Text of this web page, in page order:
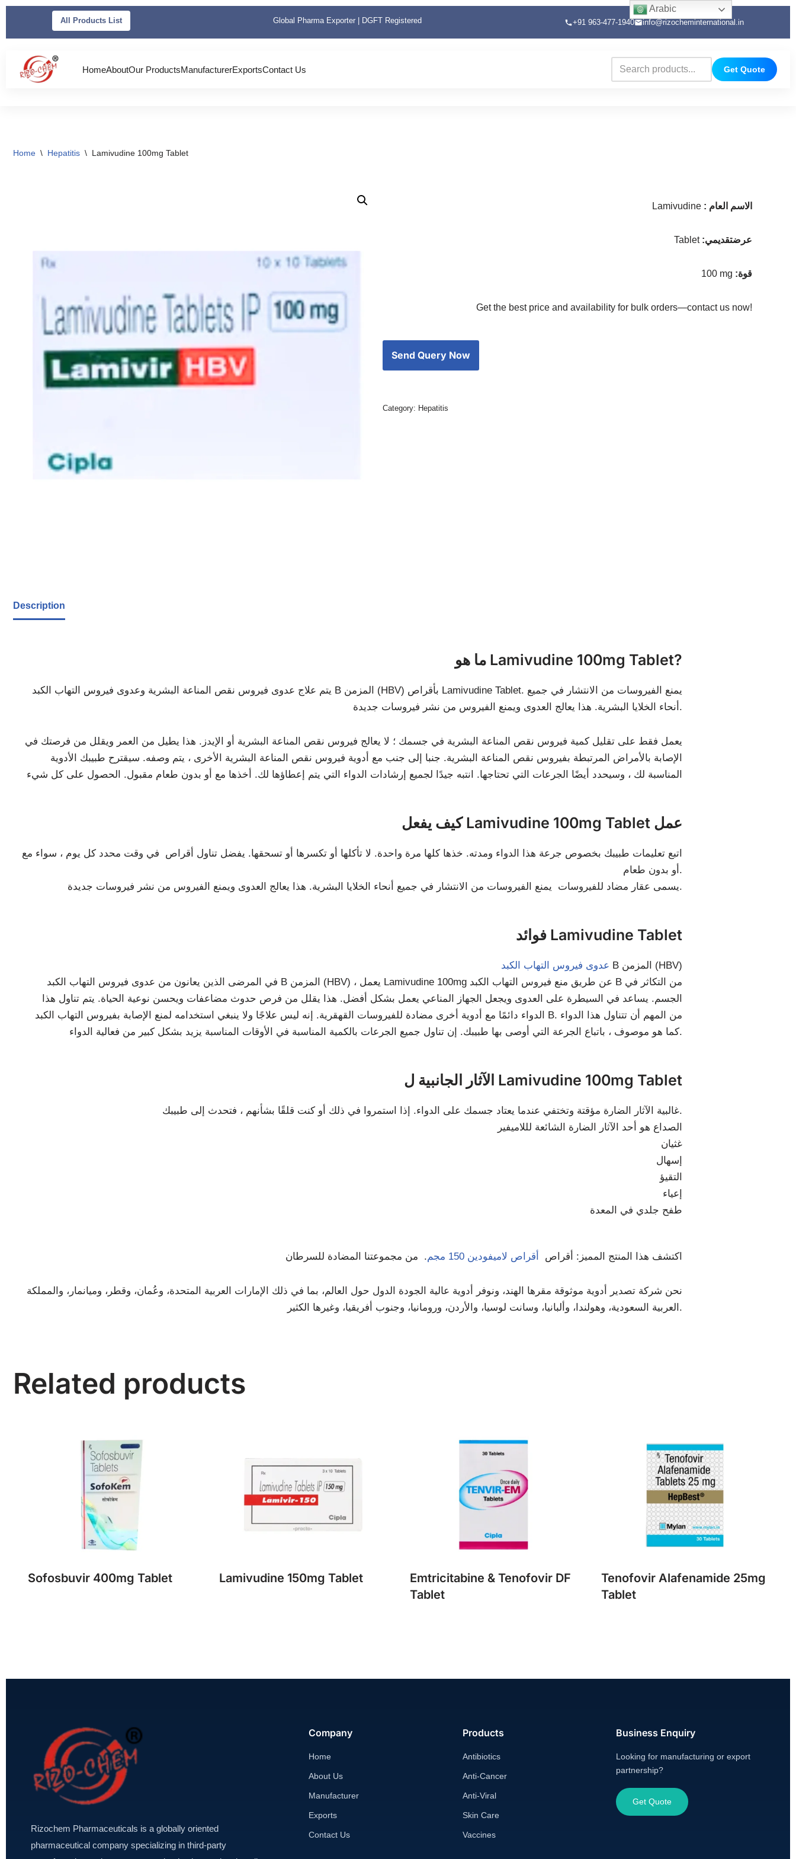
content
All Products List Global Pharma Exporter | DGFT Registered +91 963-477-1940 info@rizocheminternational.in
HomeAboutOur ProductsManufacturerExportsContact Us Get Quote
Home \ Hepatitis \ Lamivudine 100mg Tablet
Lamivudine : الاسم العام
Tablet :عرضتقديمي
100 mg :قوة
Get the best price and availability for bulk orders—contact us now!
Category: Hepatitis
Description
ما هو Lamivudine 100mg Tablet?
يتم علاج عدوى فيروس نقص المناعة البشرية وعدوى فيروس التهاب الكبد B المزمن (HBV) بأقراص Lamivudine Tablet. يمنع الفيروسات من الانتشار في جميع
أنحاء الخلايا البشرية. هذا يعالج العدوى ويمنع الفيروس من نشر فيروسات جديدة.
يعمل فقط على تقليل كمية فيروس نقص المناعة البشرية في جسمك ؛ لا يعالج فيروس نقص المناعة البشرية أو الإيدز. هذا يطيل من العمر ويقلل من فرصتك في
الإصابة بالأمراض المرتبطة بفيروس نقص المناعة البشرية. جنبا إلى جنب مع أدوية فيروس نقص المناعة البشرية الأخرى ، يتم وصفه. سيقترح طبيبك الأدوية
المناسبة لك ، وسيحدد أيضًا الجرعات التي تحتاجها. انتبه جيدًا لجميع إرشادات الدواء التي يتم إعطاؤها لك. أخذها مع أو بدون طعام مقبول. الحصول على كل شيء
كيف يفعل Lamivudine 100mg Tablet عمل
اتبع تعليمات طبيبك بخصوص جرعة هذا الدواء ومدته. خذها كلها مرة واحدة. لا تأكلها أو تكسرها أو تسحقها. يفضل تناول أقراص في وقت محدد كل يوم ، سواء مع
أو بدون طعام.
يسمى عقار مضاد للفيروسات يمنع الفيروسات من الانتشار في جميع أنحاء الخلايا البشرية. هذا يعالج العدوى ويمنع الفيروس من نشر فيروسات جديدة.
فوائد Lamivudine Tablet
عدوى فيروس التهاب الكبد
B المزمن (HBV)
في المرضى الذين يعانون من عدوى فيروس التهاب الكبد B المزمن (HBV) ، يعمل Lamivudine 100mg عن طريق منع فيروس التهاب الكبد B من التكاثر في
الجسم. يساعد في السيطرة على العدوى ويجعل الجهاز المناعي يعمل بشكل أفضل. هذا يقلل من فرص حدوث مضاعفات ويحسن نوعية الحياة. يتم تناول هذا
الدواء دائمًا مع أدوية أخرى مضادة للفيروسات القهقرية. إنه ليس علاجًا ولا ينبغي استخدامه لمنع الإصابة بفيروس التهاب الكبد B. من المهم أن تتناول هذا الدواء
كما هو موصوف ، باتباع الجرعة التي أوصى بها طبيبك. إن تناول جميع الجرعات بالكمية المناسبة في الأوقات المناسبة يزيد بشكل كبير من فعالية الدواء.
الآثار الجانبية ل Lamivudine 100mg Tablet
غالبية الآثار الضارة مؤقتة وتختفي عندما يعتاد جسمك على الدواء. إذا استمروا في ذلك أو كنت قلقًا بشأنهم ، فتحدث إلى طبيبك.
الصداع هو أحد الآثار الضارة الشائعة لللاميفير
غثيان
إسهال
التقيؤ
إعياء
طفح جلدي في المعدة
اكتشف هذا المنتج المميز: أقراص أقراص لاميفودين 150 مجم . من مجموعتنا المضادة للسرطان
نحن شركة تصدير أدوية موثوقة مقرها الهند، ونوفر أدوية عالية الجودة الدول حول العالم، بما في ذلك الإمارات العربية المتحدة، وعُمان، وقطر، وميانمار، والمملكة
العربية السعودية، وهولندا، وألبانيا، وسانت لوسيا، والأردن، ورومانيا، وجنوب أفريقيا، وغيرها الكثير.
Related products
Sofosbuvir 400mg Tablet Lamivudine 150mg Tablet
Emtricitabine & Tenofovir DF
Tablet
Tenofovir Alafenamide 25mg
Tablet
Rizochem Pharmaceuticals is a globally oriented
pharmaceutical company specializing in third-party
Company
Home
About Us
Manufacturer
Exports
Contact Us
Products
Antibiotics
Anti-Cancer
Anti-Viral
Skin Care
Vaccines
Business Enquiry
Looking for manufacturing or export
partnership?
Get Quote
Arabic